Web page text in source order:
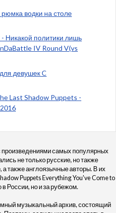
водки на столе
- Никакой политики лишь
IV Round V(vs
девушек C
Last Shadow Puppets -
произведениями самых популярных
не только русские, но также
а также англоязычные авторы. В их
Puppets Everything You've Come to
в России, но и за рубежом.
музыкальный архив, состоящий